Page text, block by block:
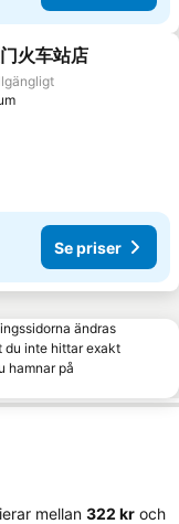
Favoriter
火车站店
Se priser
ändras
du inte hittar exakt
hamnar på
mellan ‎322 kr och